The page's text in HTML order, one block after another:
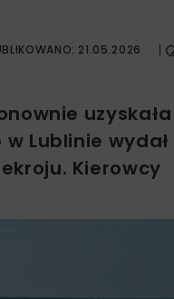
21.05.2026
uzyskała
Lublinie wydał
Kierowcy